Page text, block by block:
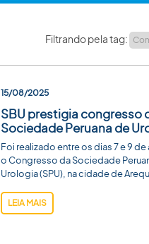
Filtrando pela tag:
15/08/2025
SBU prestigia congresso
Sociedade Peruana de
Foi realizado entre os dias 7 e 9
o Congresso da Sociedade
Urologia (SPU), na cidade de
LEIA MAIS